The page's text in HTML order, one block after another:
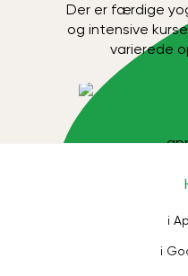
Der er færdige
og intensive
varierede
i
i